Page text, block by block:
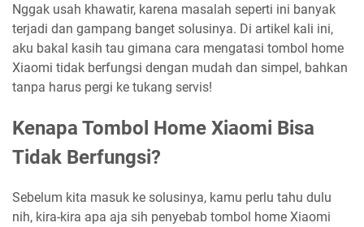
Nggak usah khawatir, karena masalah seperti ini banyak
terjadi dan gampang banget solusinya. Di artikel kali ini,
aku bakal kasih tau gimana cara mengatasi tombol home
Xiaomi tidak berfungsi dengan mudah dan simpel, bahkan
tanpa harus pergi ke tukang servis!
Kenapa Tombol Home Xiaomi Bisa
Tidak Berfungsi?
Sebelum kita masuk ke solusinya, kamu perlu tahu dulu
nih, kira-kira apa aja sih penyebab tombol home Xiaomi